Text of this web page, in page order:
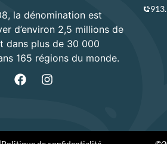
la dénomination est
d’environ 2,5 millions de
dans plus de 30 000
165 régions du monde.